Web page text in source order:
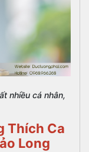
nhiều cá nhân,
Thích Ca
Long